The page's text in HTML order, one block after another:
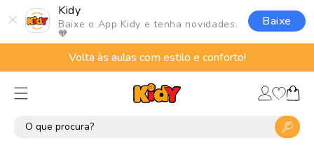
Kidy
Baixe o App Kidy e tenha novidades.
🧡
Baixe
para o
conteúdo
Volta às aulas com estilo e conforto!
Fazer
login
Lista
deCarrinho